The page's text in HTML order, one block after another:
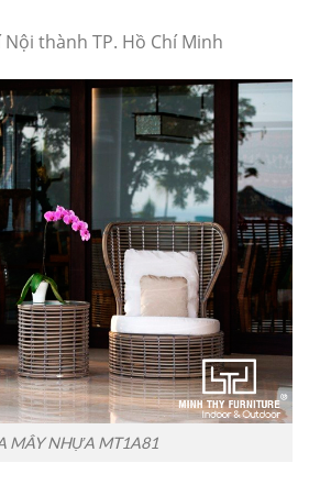
thành TP. Hồ Chí Minh
MÂY NHỰA MT1A81